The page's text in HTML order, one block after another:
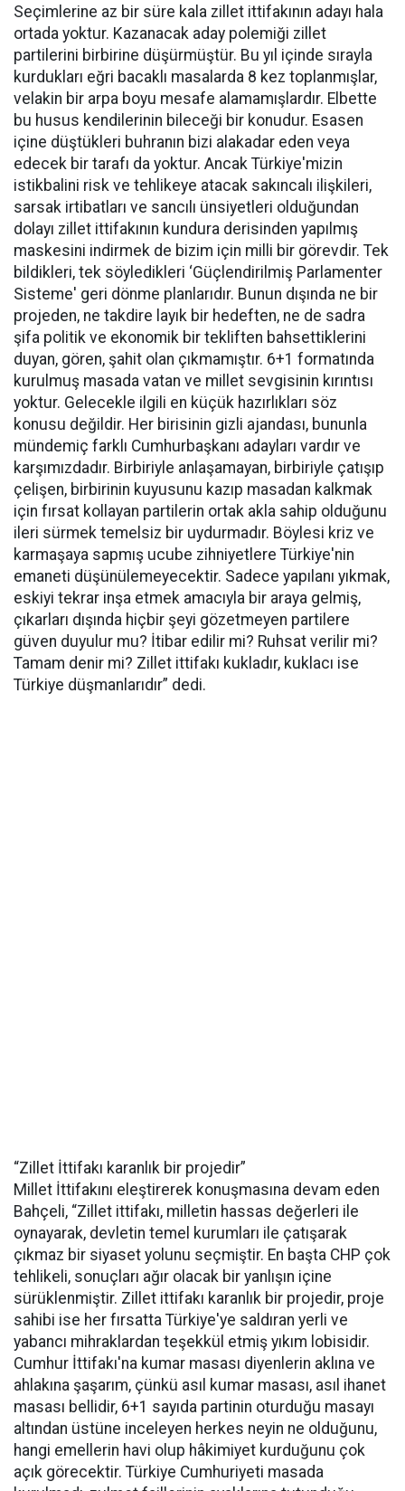
Seçimlerine az bir süre kala zillet ittifakının adayı hala
ortada yoktur. Kazanacak aday polemiği zillet
partilerini birbirine düşürmüştür. Bu yıl içinde sırayla
kurdukları eğri bacaklı masalarda 8 kez toplanmışlar,
velakin bir arpa boyu mesafe alamamışlardır. Elbette
bu husus kendilerinin bileceği bir konudur. Esasen
içine düştükleri buhranın bizi alakadar eden veya
edecek bir tarafı da yoktur. Ancak Türkiye'mizin
istikbalini risk ve tehlikeye atacak sakıncalı ilişkileri,
sarsak irtibatları ve sancılı ünsiyetleri olduğundan
dolayı zillet ittifakının kundura derisinden yapılmış
maskesini indirmek de bizim için milli bir görevdir. Tek
bildikleri, tek söyledikleri ‘Güçlendirilmiş Parlamenter
Sisteme' geri dönme planlarıdır. Bunun dışında ne bir
projeden, ne takdire layık bir hedeften, ne de sadra
şifa politik ve ekonomik bir tekliften bahsettiklerini
duyan, gören, şahit olan çıkmamıştır. 6+1 formatında
kurulmuş masada vatan ve millet sevgisinin kırıntısı
yoktur. Gelecekle ilgili en küçük hazırlıkları söz
konusu değildir. Her birisinin gizli ajandası, bununla
mündemiç farklı Cumhurbaşkanı adayları vardır ve
karşımızdadır. Birbiriyle anlaşamayan, birbiriyle çatışıp
çelişen, birbirinin kuyusunu kazıp masadan kalkmak
için fırsat kollayan partilerin ortak akla sahip olduğunu
ileri sürmek temelsiz bir uydurmadır. Böylesi kriz ve
karmaşaya sapmış ucube zihniyetlere Türkiye'nin
emaneti düşünülemeyecektir. Sadece yapılanı yıkmak,
eskiyi tekrar inşa etmek amacıyla bir araya gelmiş,
çıkarları dışında hiçbir şeyi gözetmeyen partilere
güven duyulur mu? İtibar edilir mi? Ruhsat verilir mi?
Tamam denir mi? Zillet ittifakı kukladır, kuklacı ise
Türkiye düşmanlarıdır” dedi.
“Zillet İttifakı karanlık bir projedir”
Millet İttifakını eleştirerek konuşmasına devam eden
Bahçeli, “Zillet ittifakı, milletin hassas değerleri ile
oynayarak, devletin temel kurumları ile çatışarak
çıkmaz bir siyaset yolunu seçmiştir. En başta CHP çok
tehlikeli, sonuçları ağır olacak bir yanlışın içine
sürüklenmiştir. Zillet ittifakı karanlık bir projedir, proje
sahibi ise her fırsatta Türkiye'ye saldıran yerli ve
yabancı mihraklardan teşekkül etmiş yıkım lobisidir.
Cumhur İttifakı'na kumar masası diyenlerin aklına ve
ahlakına şaşarım, çünkü asıl kumar masası, asıl ihanet
masası bellidir, 6+1 sayıda partinin oturduğu masayı
altından üstüne inceleyen herkes neyin ne olduğunu,
hangi emellerin havi olup hâkimiyet kurduğunu çok
açık görecektir. Türkiye Cumhuriyeti masada